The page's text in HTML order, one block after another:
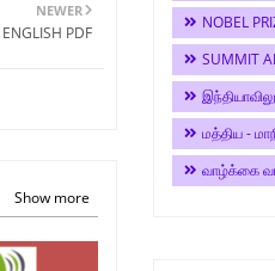
NEWER
PDF
Show more
NOBEL
SUMMIT
மத்திய -
வாழ்க்கை